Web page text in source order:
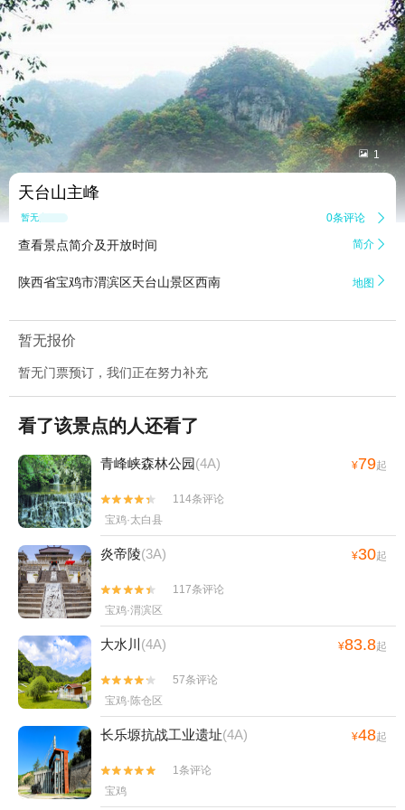
 1
天台山主峰
暂无点评 0条评论 
查看景点简介及开放时间 简介 
陕西省宝鸡市渭滨区天台山景区西南 地图 
暂无报价
暂无门票预订，我们正在努力补充
看了该景点的人还看了
青峰峡森林公园(4A) ¥79起


114条评论
宝鸡·太白县
炎帝陵(3A) ¥30起


117条评论
宝鸡·渭滨区
大水川 (4A) ¥83.8起


57条评论
宝鸡·陈仓区
长乐塬抗战工业遗址(4A) ¥48起


1条评论
宝鸡
